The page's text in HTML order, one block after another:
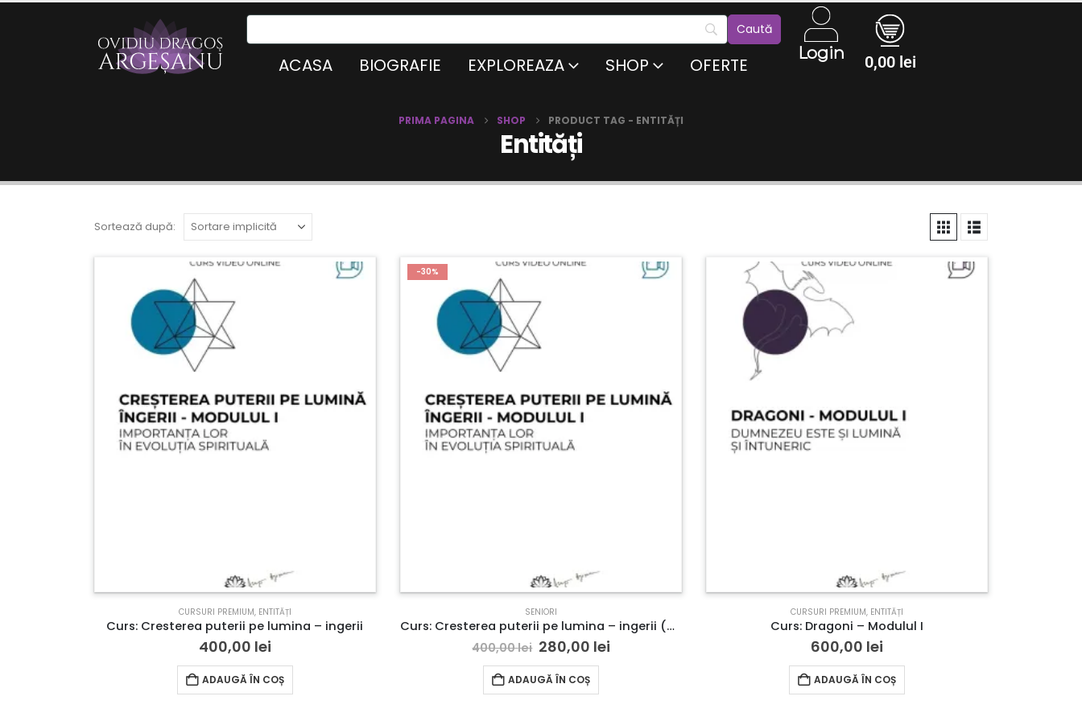
ACASA BIOGRAFIE EXPLOREAZA SHOP OFERTE
Login 0,00 lei
PRIMA PAGINA SHOP PRODUCT TAG - ENTITĂȚI
Entități
Sortează după:
CURSURI PREMIUM, ENTITĂȚI
Curs: Cresterea puterii pe lumina – ingerii
400,00 lei
ADAUGĂ ÎN COȘ
-30%
SENIORI
Curs: Cresterea puterii pe lumina – ingerii (Seniori)
400,00lei 280,00 lei
ADAUGĂ ÎN COȘ
CURSURI PREMIUM, ENTITĂȚI
Curs: Dragoni – Modulul I
600,00 lei
ADAUGĂ ÎN COȘ